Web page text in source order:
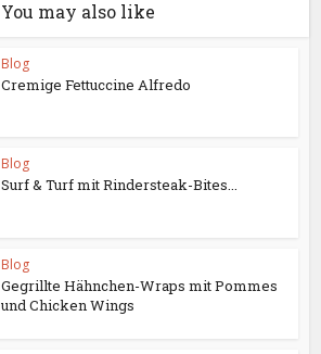
You may also like
Blog
Cremige Fettuccine Alfredo
Blog
Surf & Turf mit Rindersteak-Bites...
Blog
Gegrillte Hähnchen-Wraps mit Pommes
und Chicken Wings